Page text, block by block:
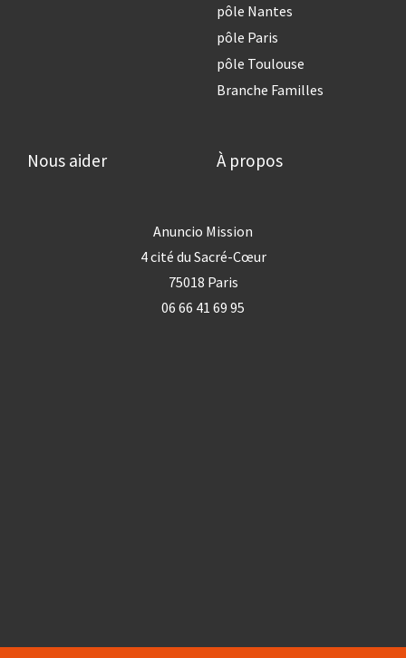
pôle Nantes
pôle Paris
pôle Toulouse
Branche Familles
Nous aider À propos
Anuncio Mission
4 cité du Sacré-Cœur
75018 Paris
06 66 41 69 95